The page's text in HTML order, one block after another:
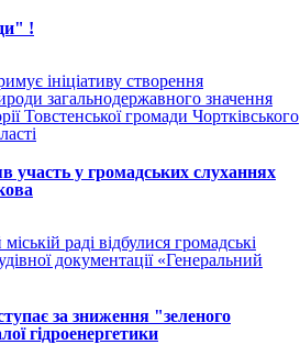
!
ініціативу створення
загальнодержавного значення
Товстенської громади Чортківського
участь у громадських слуханнях
раді відбулися громадські
документації «Генеральний
за зниження "зеленого
гідроенергетики